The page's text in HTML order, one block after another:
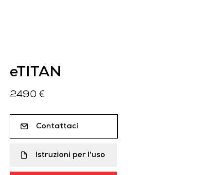
eTITAN
2490 €
Contattaci
Istruzioni per l'uso